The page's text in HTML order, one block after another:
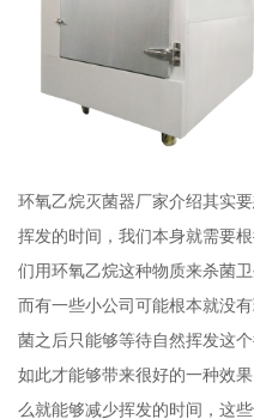
环氧乙烷灭菌器厂家介绍其实
挥发的时间，我们本身就需要
们用环氧乙烷这种物质来杀菌
而有一些小公司可能根本就没
菌之后只能够等待自然挥发这
如此才能够带来很好的一种效
么就能够减少挥发的时间，这